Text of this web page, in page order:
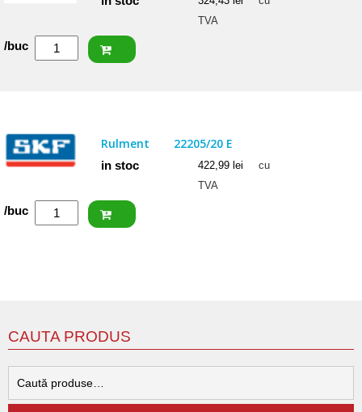
TVA
Cantitate
(BS2-
2205)
/buc
Rulment 22205/20 E
in stoc 422,99 lei
cu
TVA
Cantitate
/buc
CAUTA PRODUS